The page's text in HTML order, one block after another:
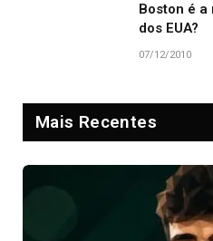
Boston é
dos EUA?
07/12/2010
Mais Recentes